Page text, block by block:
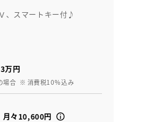
、スマートキー付♪
万円
場合 ※ 消費税10％込み
々10,600円